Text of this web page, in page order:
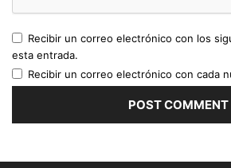
Recibir un correo electrónico con los
esta entrada.
Recibir un correo electrónico con cada